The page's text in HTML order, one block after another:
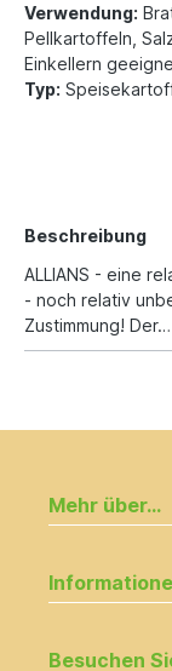
Verwendung:
Pellkartoffeln,
Einkellern
Typ:
Beschreibung
ALLIANS - eine
- noch relativ
Zustimmung! Der…
Mehr über...
Besuchen